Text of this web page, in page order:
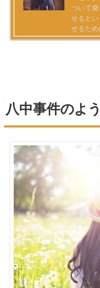
八中事件のよ